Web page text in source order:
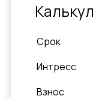
Cрок
Интресс
Взнос